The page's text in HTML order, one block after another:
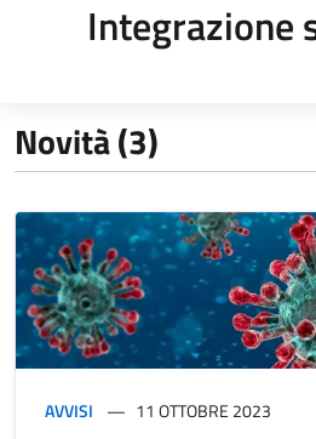
Integrazione
Novità (3)
AVVISI 11 OTTOBRE 2023